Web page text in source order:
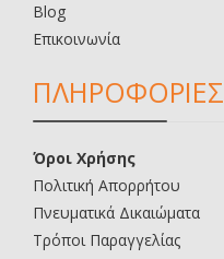
Blog
Επικοινωνία
ΠΛΗΡΟΦΟΡΙΕΣ
Όροι Χρήσης
Πολιτική Απορρήτου
Πνευματικά Δικαιώματα
Τρόποι Παραγγελίας